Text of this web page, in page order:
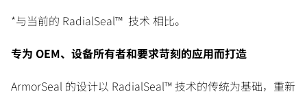
*与当前的 RadialSeal™ 技术 相比。
专为 OEM、设备所有者和要求苛刻的应用而打造
ArmorSeal 的设计以 RadialSeal™ 技术的传统为基础，重新